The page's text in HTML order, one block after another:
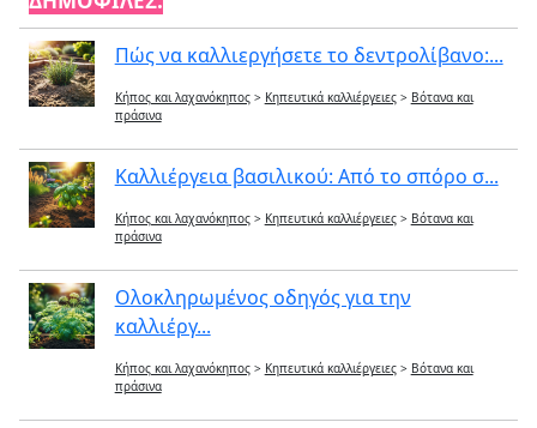
Πώς να καλλιεργήσετε το δεντρολίβανο:...
Κήπος και λαχανόκηπος > Κηπευτικά καλλιέργειες > Βότανα και
πράσινα
Καλλιέργεια βασιλικού: Από το σπόρο σ...
Κήπος και λαχανόκηπος > Κηπευτικά καλλιέργειες > Βότανα και
πράσινα
Ολοκληρωμένος οδηγός για την
καλλιέργ...
Κήπος και λαχανόκηπος > Κηπευτικά καλλιέργειες > Βότανα και
πράσινα